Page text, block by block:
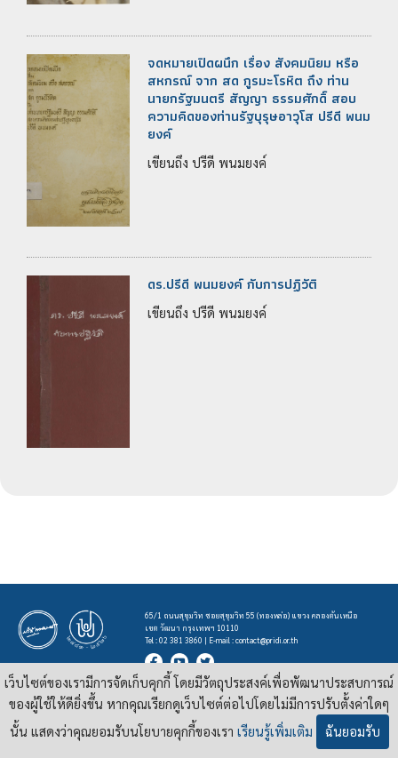
จดหมายเปิดผนึก เรื่อง สังคมนิยม หรือ
สหกรณ์ จาก สด กูรมะโรหิต ถึง ท่าน
นายกรัฐมนตรี สัญญา ธรรมศักดิ์ สอบ
ความคิดของท่านรัฐบุรุษอาวุโส ปรีดี พนม
ยงค์
เขียนถึง ปรีดี พนมยงค์
ดร.ปรีดี พนมยงค์ กับการปฏิวัติ
เขียนถึง ปรีดี พนมยงค์
65/1 ถนนสุขุมวิท ซอยสุขุมวิท 55 (ทองหล่อ) แขวง คลองตันเหนือ
เขต วัฒนา กรุงเทพฯ 10110
Tel : 02 381 3860 | E-mail :contact@pridi.or.th
บทความ รูปภาพ และสื่ออื่นๆ ที่มีสัญลักษณ์ของสถาบันปรีดี พนมยงค์ ในเว็บไซต์https://pridi.or.th
เผยแพร่ภายใต้สัญญาอนุญาตครีเอทีฟคอมมอนส์แบบแสดงที่มา-ไม่ใช่เชิงพาณิชย์ 4.0 สากล
เว็บไซต์ของเรามีการจัดเก็บคุกกี้ โดยมีวัตถุประสงค์เพื่อพัฒนาประสบการณ์
ของผู้ใช้ให้ดียิ่งขึ้น หากคุณเรียกดูเว็บไซต์ต่อไปโดยไม่มีการปรับตั้งค่าใดๆ
นั้น แสดงว่าคุณยอมรับนโยบายคุกกี้ของเรา เรียนรู้เพิ่มเติม ฉันยอมรับ